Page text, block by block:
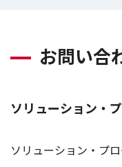
お問い合
ソリューション・
ソリューション・プ